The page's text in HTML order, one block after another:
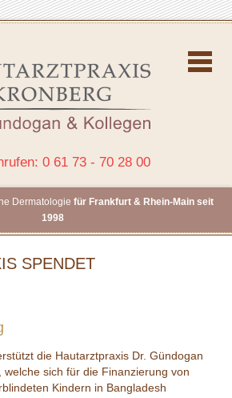
0 61 73 - 70 28 00
Dermatologie für Frankfurt & Rhein-Main seit
1998
SPENDET
die Hautarztpraxis Dr. Gündogan
, welche sich für die Finanzierung von
Kindern in Bangladesh